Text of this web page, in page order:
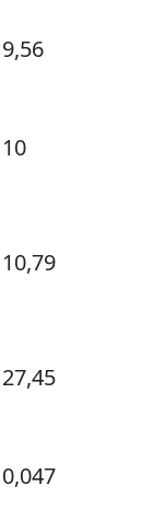
9,56
10
10,79
27,45
0,047